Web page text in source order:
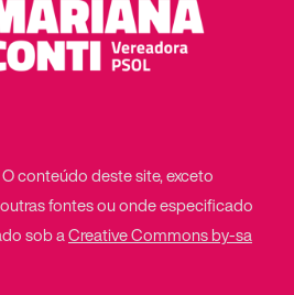
conteúdo deste site, exceto
fontes ou onde especificado
sob aCreative Commons by-sa